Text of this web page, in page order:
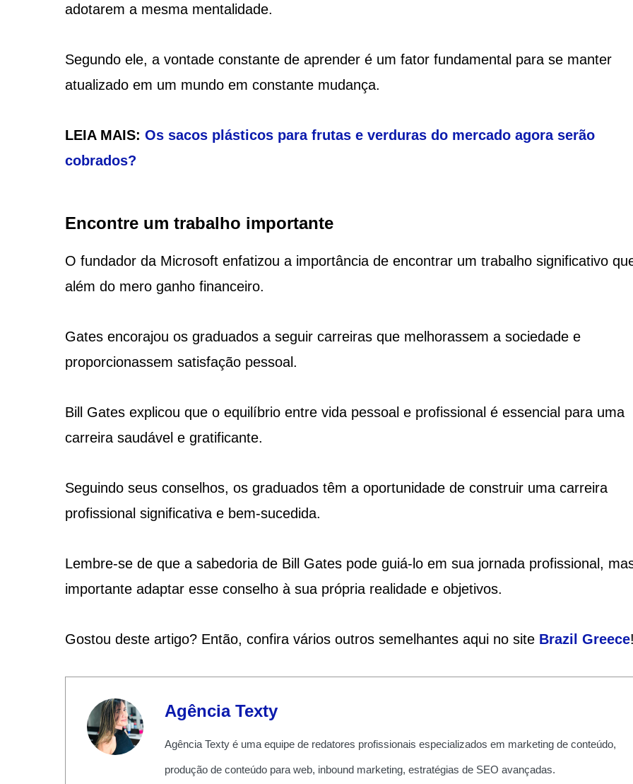
adotarem a mesma mentalidade.
Segundo ele, a vontade constante de aprender é um fator fundamental para se manter
atualizado em um mundo em constante mudança.
LEIA MAIS: Os sacos plásticos para frutas e verduras do mercado agora serão
cobrados?
Encontre um trabalho importante
O fundador da Microsoft enfatizou a importância de encontrar um trabalho significativo
além do mero ganho financeiro.
Gates encorajou os graduados a seguir carreiras que melhorassem a sociedade e
proporcionassem satisfação pessoal.
Bill Gates explicou que o equilíbrio entre vida pessoal e profissional é essencial para uma
carreira saudável e gratificante.
Seguindo seus conselhos, os graduados têm a oportunidade de construir uma carreira
profissional significativa e bem-sucedida.
Lembre-se de que a sabedoria de Bill Gates pode guiá-lo em sua jornada profissional,
importante adaptar esse conselho à sua própria realidade e objetivos.
Gostou deste artigo? Então, confira vários outros semelhantes aqui no site Brazil Greece
Agência Texty
Agência Texty é uma equipe de redatores profissionais especializados em marketing de conteúdo,
produção de conteúdo para web, inbound marketing, estratégias de SEO avançadas.